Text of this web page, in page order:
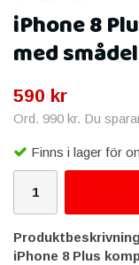
iPhone 8
med
590 kr
Ord. 990 kr. Du
Finns i lager för
iPhone 8 Plus